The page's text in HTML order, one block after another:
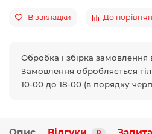
В закладки До
Обробка і збірка замовлення
Замовлення обробляється
10-00 до 18-00 (в порядку